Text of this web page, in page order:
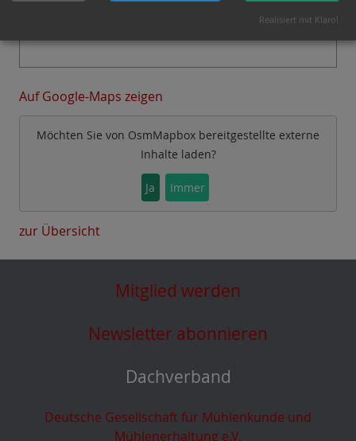
Dreschvorführungen, Traktoren- Oldtimer.
Auf Google-Maps zeigen
Möchten Sie von OsmMapbox bereitgestellte externe
Inhalte laden?
Ja Immer
zur Übersicht
Mitglied werden
Newsletter abonnieren
Dachverband
Deutsche Gesellschaft für Mühlenkunde und
Mühlenerhaltung e.V.
Realisiert mit Klaro!